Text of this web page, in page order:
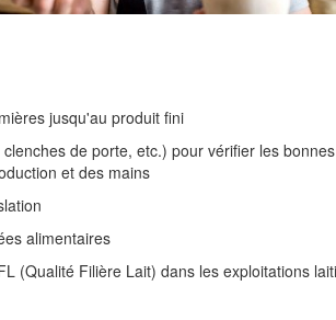
jusqu'au produit fini
de porte, etc.) pour vérifier les bonnes
et des mains
alimentaires
(Qualité Filière Lait) dans les exploitations